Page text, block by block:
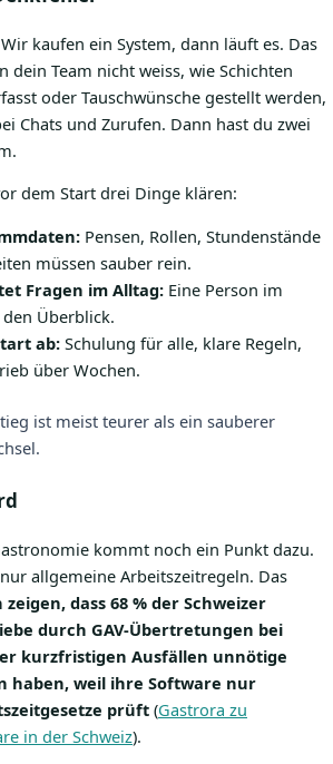
kaufen ein System, dann läuft es. Das
dein Team nicht weiss, wie Schichten
oder Tauschwünsche gestellt werden,
Chats und Zurufen. Dann hast du zwei
dem Start drei Dinge klären:
Pensen, Rollen, Stundenstände
müssen sauber rein.
Fragen im Alltag: Eine Person im
Überblick.
ab:Schulung für alle, klare Regeln,
über Wochen.
ist meist teurer als ein sauberer
kommt noch ein Punkt dazu.
allgemeine Arbeitszeitregeln. Das
zeigen, dass 68 % der Schweizer
durch GAV-Übertretungen bei
kurzfristigen Ausfällen unnötige
haben, weil ihre Software nur
prüft (Gastrora zu
in der Schweiz).